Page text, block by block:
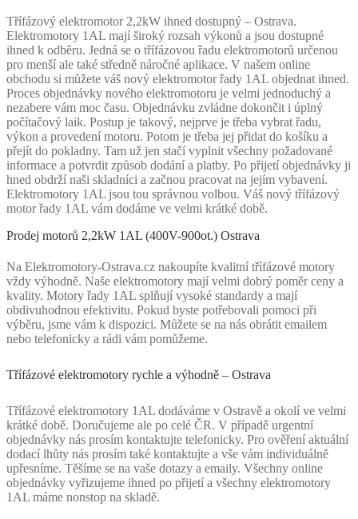
Třífázový elektromotor 2,2kW ihned dostupný – Ostrava.
Elektromotory 1AL mají široký rozsah výkonů a jsou dostupné
ihned k odběru. Jedná se o třífázovou řadu elektromotorů určenou
pro menší ale také středně náročné aplikace. V našem online
obchodu si můžete váš nový elektromotor řady 1AL objednat ihned.
Proces objednávky nového elektromotoru je velmi jednoduchý a
nezabere vám moc času. Objednávku zvládne dokončit i úplný
počítačový laik. Postup je takový, nejprve je třeba vybrat řadu,
výkon a provedení motoru. Potom je třeba jej přidat do košíku a
přejít do pokladny. Tam už jen stačí vyplnit všechny požadované
informace a potvrdit způsob dodání a platby. Po přijetí objednávky ji
hned obdrží naši skladníci a začnou pracovat na jejím vybavení.
Elektromotory 1AL jsou tou správnou volbou. Váš nový třífázový
motor řady 1AL vám dodáme ve velmi krátké době.
Prodej motorů 2,2kW 1AL (400V-900ot.) Ostrava
Na Elektromotory-Ostrava.cz nakoupíte kvalitní třífázové motory
vždy výhodně. Naše elektromotory mají velmi dobrý poměr ceny a
kvality. Motory řady 1AL splňují vysoké standardy a mají
obdivuhodnou efektivitu. Pokud byste potřebovali pomoci při
výběru, jsme vám k dispozici. Můžete se na nás obrátit emailem
nebo telefonicky a rádi vám pomůžeme.
Třífázové elektromotory rychle a výhodně – Ostrava
Třífázové elektromotory 1AL dodáváme v Ostravě a okolí ve velmi
krátké době. Doručujeme ale po celé ČR. V případě urgentní
objednávky nás prosím kontaktujte telefonicky. Pro ověření aktuální
dodací lhůty nás prosím také kontaktujte a vše vám individuálně
upřesníme. Těšíme se na vaše dotazy a emaily. Všechny online
objednávky vyřizujeme ihned po přijetí a všechny elektromotory
1AL máme nonstop na skladě.